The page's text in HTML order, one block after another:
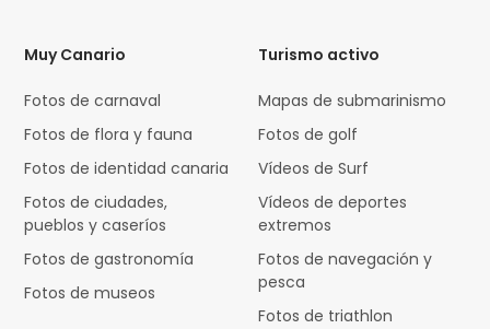
Muy Canario
Fotos de carnaval
Fotos de flora y fauna
Fotos de identidad canaria
Fotos de ciudades,
pueblos y caseríos
Fotos de gastronomía
Fotos de museos
Turismo activo
Mapas de submarinismo
Fotos de golf
Vídeos de Surf
Vídeos de deportes
extremos
Fotos de navegación y
pesca
Fotos de triathlon